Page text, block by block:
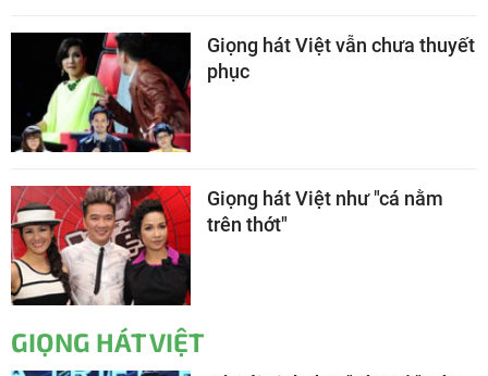
Giọng hát Việt vẫn chưa thuyết
phục
Giọng hát Việt như "cá nằm
trên thớt"
GIỌNG HÁT VIỆT